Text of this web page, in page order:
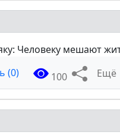
Человеку мешают
(0) 100 Ещё